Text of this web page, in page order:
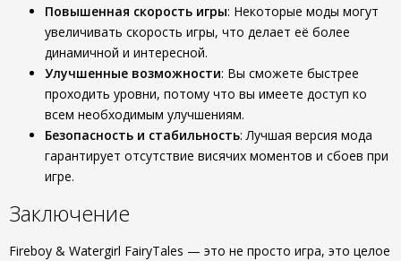
Повышенная скорость игры: Некоторые моды могут
увеличивать скорость игры, что делает её более
динамичной и интересной.
Улучшенные возможности: Вы сможете быстрее
проходить уровни, потому что вы имеете доступ ко
всем необходимым улучшениям.
Безопасность и стабильность: Лучшая версия мода
гарантирует отсутствие висячих моментов и сбоев при
игре.
Заключение
Fireboy & Watergirl FairyTales — это не просто игра, это целое